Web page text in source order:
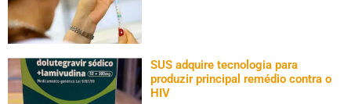
SUS adquire tecnologia para
produzir principal remédio contra o
HIV